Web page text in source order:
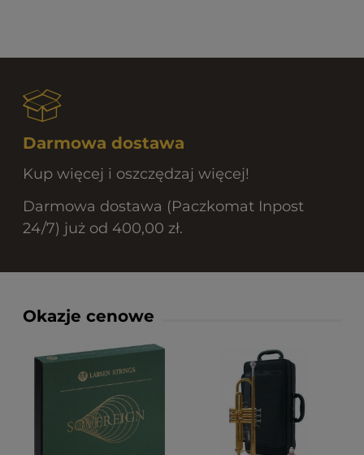
Darmowa dostawa
Kup więcej i oszczędzaj więcej!
Darmowa dostawa (Paczkomat Inpost
24/7) już od 400,00 zł.
Okazje cenowe